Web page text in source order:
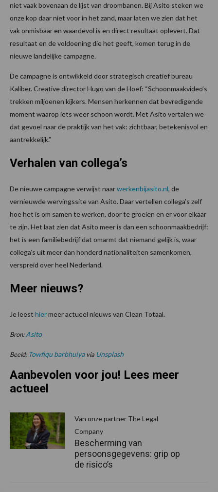
niet vaak bovenaan de lijst van droombanen. Bij Asito steken we
onze kop daar niet voor in het zand, maar laten we zien dat het
vak onmisbaar en waardevol is en direct resultaat oplevert. Dat
resultaat en de voldoening die het geeft, komen terug in de
nieuwe landelijke campagne.
De campagne is ontwikkeld door strategisch creatief bureau
Kaliber. Creative director Hugo van de Hoef: “Schoonmaakvideo’s
trekken miljoenen kijkers. Mensen herkennen dat bevredigende
moment waarop iets weer schoon wordt. Met Asito vertalen we
dat gevoel naar de praktijk van het vak: zichtbaar, betekenisvol en
aantrekkelijk.”
Verhalen van collega’s
De nieuwe campagne verwijst naarwerkenbijasito.nl, de
vernieuwde wervingssite van Asito. Daar vertellen collega’s zelf
hoe het is om samen te werken, door te groeien en er voor elkaar
te zijn. Het laat zien dat Asito meer is dan een schoonmaakbedrijf:
het is een familiebedrijf dat omarmt dat niemand gelijk is, waar
collega’s uit meer dan honderd nationaliteiten samenkomen,
verspreid over heel Nederland.
Meer nieuws?
Je leest hiermeer actueel nieuws van Clean Totaal.
Bron:Asito
Beeld: Towfiqu barbhuiyavia Unsplash
Aanbevolen voor jou! Lees meer
actueel
Van onze partner The Legal
Company
Bescherming van
persoonsgegevens: grip op
de risico’s